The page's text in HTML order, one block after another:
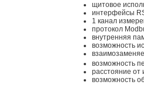
щитовое
интерфейсы
1 канал
протокол
внутренняя
возможность
возможность
расстояние от
возможность